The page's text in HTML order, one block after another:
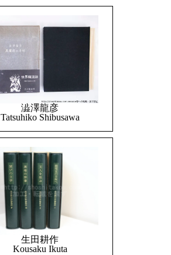
澁澤龍彦
Tatsuhiko Shibusawa
生田耕作
Kousaku Ikuta